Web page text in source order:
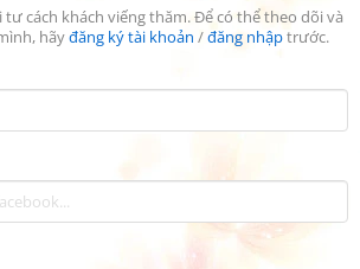
tư cách khách viếng thăm. Để có thể theo dõi và
hãyđăng ký tài khoản /đăng nhậptrước.